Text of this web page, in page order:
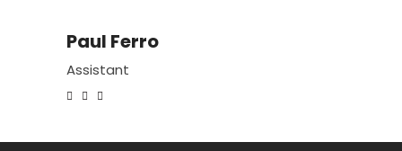
Paul Ferro
Assistant